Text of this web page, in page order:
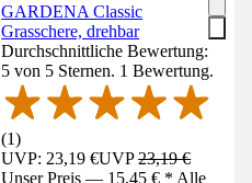
GARDENA Classic
Grasschere, drehbar
Durchschnittliche Bewertung:
5 von 5 Sternen. 1 Bewertung.
(1)
UVP: 23,19 €UVP23,19 €
Unser Preis — 15,45 € * Alle